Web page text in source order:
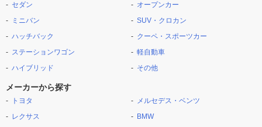
セダン
ミニバン
ハッチバック
ステーションワゴン
ハイブリッド
オープンカー
SUV・クロカン
クーペ・スポーツカー
軽自動車
その他
メーカーから探す
トヨタ
レクサス
メルセデス・ベンツ
BMW